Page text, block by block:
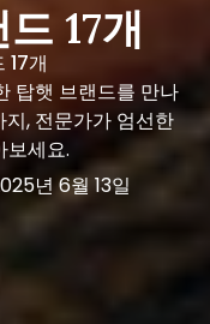
17개
17개
탑햇 브랜드를 만나
, 전문가가 엄선한
보세요.
년 6월 13일